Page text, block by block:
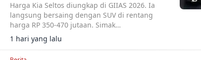
Harga Kia Seltos diungkap di GIIAS 2026. Ia
langsung bersaing dengan SUV di rentang
harga RP 350-470 jutaan. Simak
perbandingannya.
1 hari yang lalu